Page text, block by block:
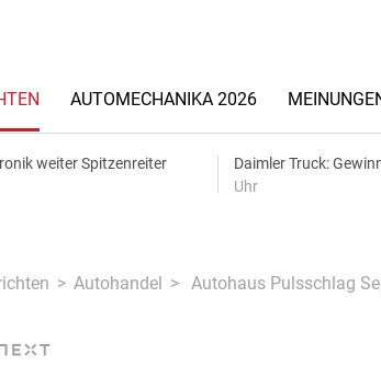
AUTOMECHANIKA 2026
weiter Spitzenreiter
Daimler Truck:
Uhr
Autohandel Autohaus Pulsschlag